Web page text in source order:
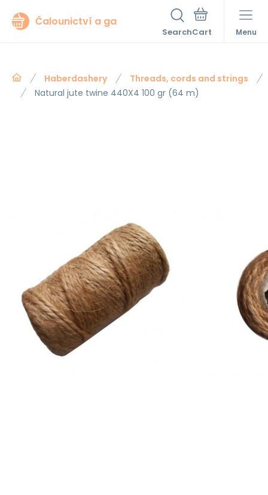
Čalounictví a ga
Search Menu
Haberdashery
Threads, cords and strings
Natural jute twine 440X4 100 gr (64 m)